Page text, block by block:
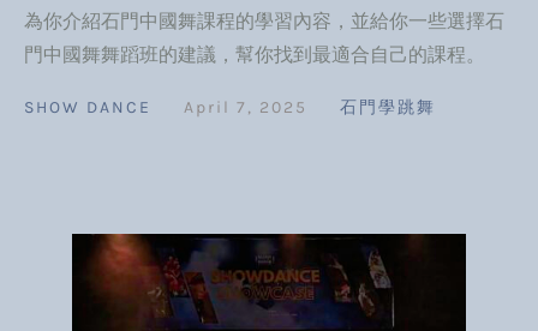
為你介紹石門中國舞課程的學習內容，並給你一些選擇石
門中國舞舞蹈班的建議，幫你找到最適合自己的課程。
SHOW DANCE April 7, 2025 石門學跳舞